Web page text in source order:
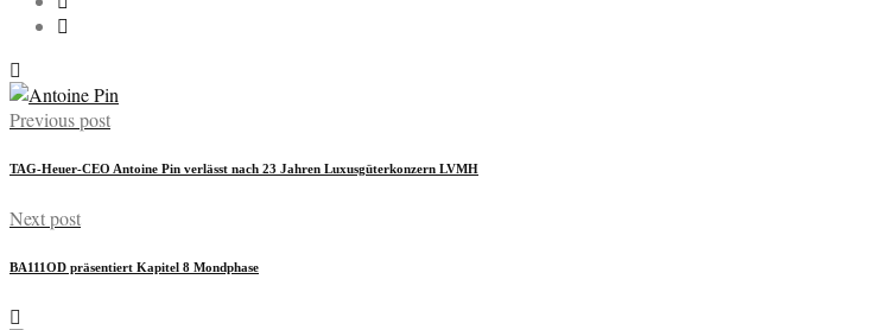
Previous post
TAG-Heuer-CEO Antoine Pin verlässt nach 23 Jahren Luxusgüterkonzern LVMH
Next post
BA111OD präsentiert Kapitel 8 Mondphase